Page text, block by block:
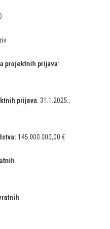
projektnih prijava:
prijava: 31.1.2025.,
145.000.000,00 €